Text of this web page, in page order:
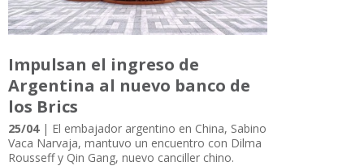
Impulsan el ingreso de
Argentina al nuevo banco de
los Brics
25/04| El embajador argentino en China, Sabino
Vaca Narvaja, mantuvo un encuentro con Dilma
Rousseff y Qin Gang, nuevo canciller chino.